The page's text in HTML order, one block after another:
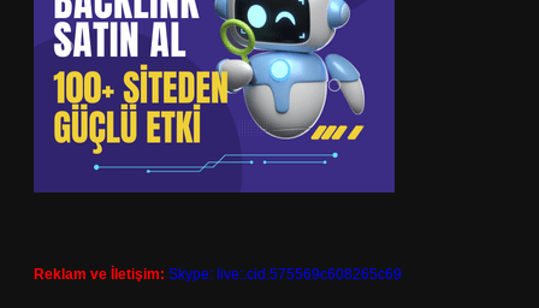
Reklam ve İletişim: Skype: live:.cid.575569c608265c69